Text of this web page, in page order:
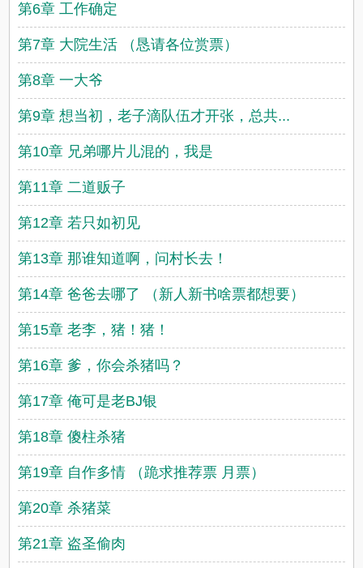
第6章 工作确定
第7章 大院生活 （恳请各位赏票）
第8章 一大爷
第9章 想当初，老子滴队伍才开张，总共...
第10章 兄弟哪片儿混的，我是
第11章 二道贩子
第12章 若只如初见
第13章 那谁知道啊，问村长去！
第14章 爸爸去哪了 （新人新书啥票都想要）
第15章 老李，猪！猪！
第16章 爹，你会杀猪吗？
第17章 俺可是老BJ银
第18章 傻柱杀猪
第19章 自作多情 （跪求推荐票 月票）
第20章 杀猪菜
第21章 盗圣偷肉